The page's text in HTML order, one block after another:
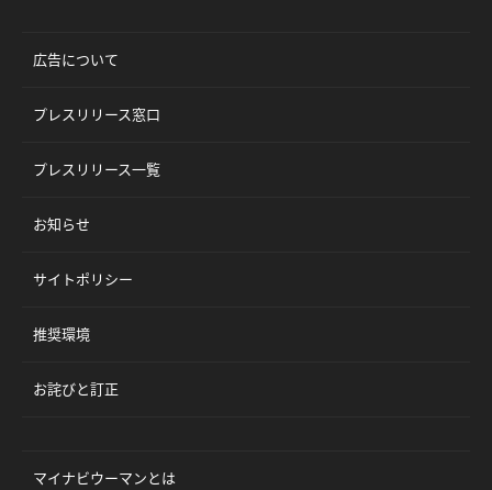
広告について
プレスリリース窓口
プレスリリース一覧
お知らせ
サイトポリシー
推奨環境
お詫びと訂正
マイナビウーマンとは